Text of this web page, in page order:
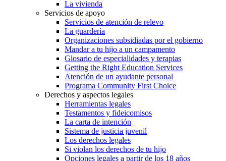
La vivienda
Servicios de apoyo
Servicios de atención de relevo
La guardería
Organizaciones subsidiadas por el gobierno
Mandar a tu hijo a un campamento
Glosario de especialidades y terapias
Getting the Right Education Services
Atención de un ayudante personal
Programa Community First Choice
Derechos y aspectos legales
Herramientas legales
Testamentos y fideicomisos
La carta de intención
Sistema de justicia juvenil
Los derechos legales
Si violan los derechos de tu hijo
Opciones legales a partir de los 18 años